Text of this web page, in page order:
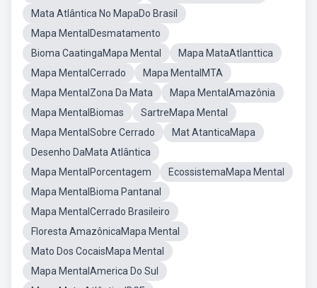
Mata Atlântica No MapaDo Brasil
Mapa MentalDesmatamento
Bioma CaatingaMapa Mental
Mapa MataAtlanttica
Mapa MentalCerrado
Mapa MentalMTA
Mapa MentalZona Da Mata
Mapa MentalAmazônia
Mapa MentalBiomas
SartreMapa Mental
Mapa MentalSobre Cerrado
Mat AtanticaMapa
Desenho DaMata Atlântica
Mapa MentalPorcentagem
EcossistemaMapa Mental
Mapa MentalBioma Pantanal
Mapa MentalCerrado Brasileiro
Floresta AmazônicaMapa Mental
Mato Dos CocaisMapa Mental
Mapa MentalAmerica Do Sul